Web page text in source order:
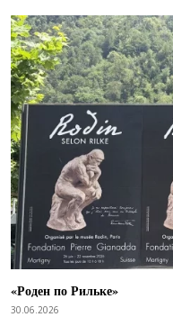
«Роден по Рильке»
30.06.2026